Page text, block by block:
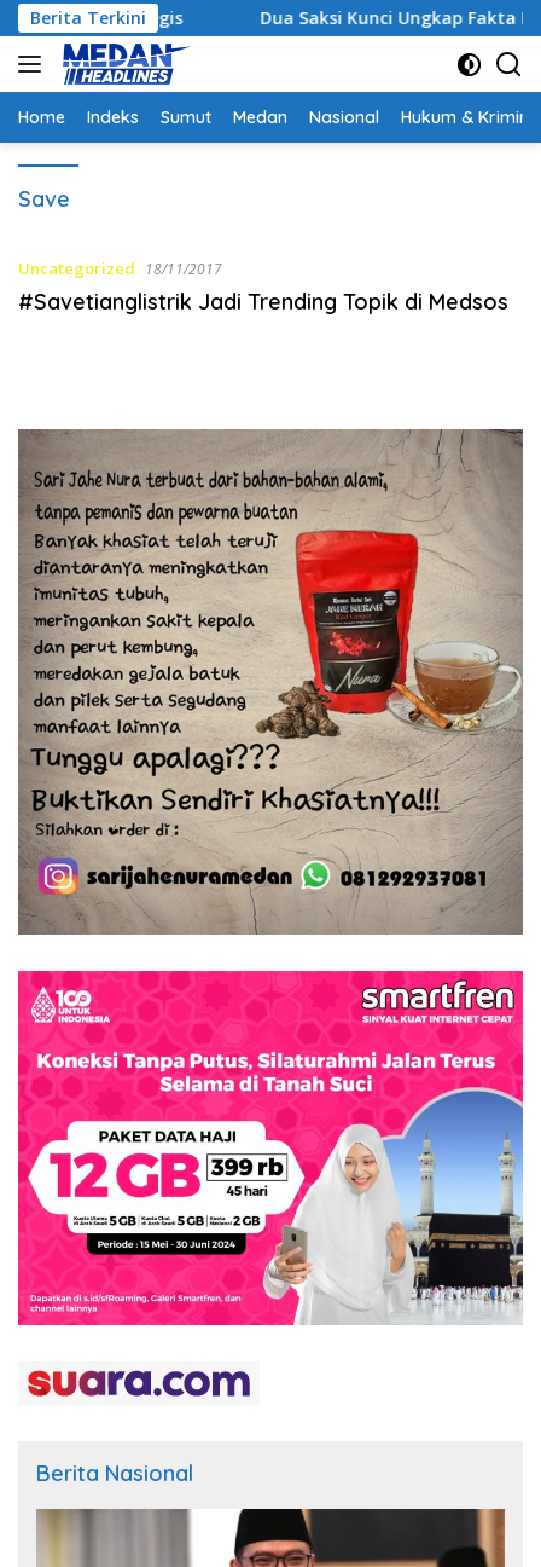
Langsung
ke
konten
Berita Terkini
Strategis Dua Saksi Kunci Ungkap Fakta
Home Indeks Sumut Medan Nasional Hukum &
Save
Uncategorized 18/11/2017
#Savetianglistrik Jadi Trending Topik di Medsos
Berita Nasional